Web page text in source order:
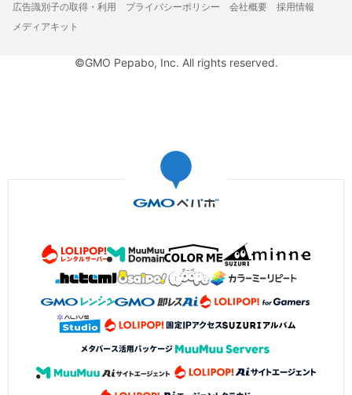
広告識別子の取得・利用
プライバシーポリシー 会社概要
採用情報
メディアキット
©GMO Pepabo, Inc. All rights reserved.